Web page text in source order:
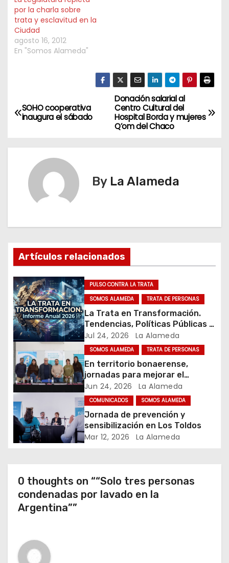
por la charla sobre
trata y esclavitud en la
Ciudad
agosto 16, 2012
En "Somos Alameda"
N
a
v
c
ó
n
d
e
e
n
t
r
a
a
s
Donación salarial al
Centro Cultural del
Hospital Borda y mujeres
Q’om del Chaco
SOHO cooperativa
inaugura el sábado
By La Alameda
Artículos relacionados
PULSO CONTRA LA TRATA
SOMOS ALAMEDA
TRATA DE PERSONAS
La Trata en Transformación.
Tendencias, Políticas Públicas y
Nuevos Desafíos. Argentina y el
Mundo – Julio 2026
Jul 24, 2026 La Alameda
SOMOS ALAMEDA TRATA DE PERSONAS
En territorio bonaerense,
jornadas para mejorar el
cuidado en comunidad
Jun 24, 2026 La Alameda
COMUNICADOS SOMOS ALAMEDA
Jornada de prevención y
sensibilización en Los Toldos
Mar 12, 2026 La Alameda
0 thoughts on ““Solo tres personas
condenadas por lavado en la
Argentina””